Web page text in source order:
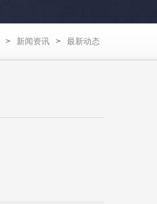
> 新闻资讯 > 最新动态